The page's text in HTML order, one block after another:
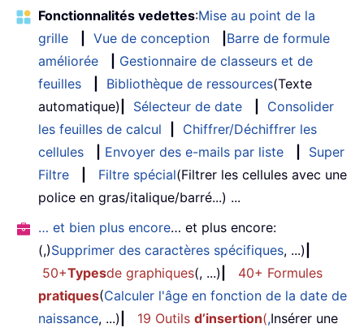
Fonctionnalités vedettes:Mise au point de la
grille
Vue de conception
Barre de formule
améliorée
Gestionnaire de classeurs et de
feuilles
Bibliothèque de ressources(Texte
automatique)
Sélecteur de date
Consolider
les feuilles de calcul
Chiffrer/Déchiffrer les
cellules
Envoyer des e-mails par liste
Super
Filtre
Filtre spécial(Filtrer les cellules avec une
police en gras/italique/barré...) ...
… et bien plus encore… et plus encore:
(,)Supprimer des caractères spécifiques, ...)
50+Typesde graphiques(, ...)
40+ Formules
pratiques(Calculer l'âge en fonction de la date de
naissance, ...) 19 Outils d’insertion(,Insérer une